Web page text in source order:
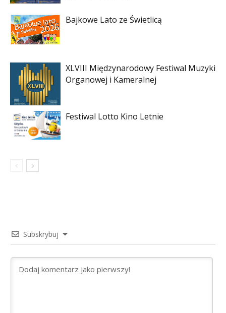
Bajkowe Lato ze Świetlicą
XLVIII Międzynarodowy Festiwal Muzyki
Organowej i Kameralnej
Festiwal Lotto Kino Letnie
Subskrybuj